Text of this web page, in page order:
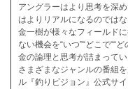
アングラーはより思考を深
はよりリアルになるのでは
金一樹が様々なフィールド
ない機会を“いつ”“どこで““
金の論理と思考が詰まって
さまざまなジャンルの番組
ル『釣りビジョン』公式サ